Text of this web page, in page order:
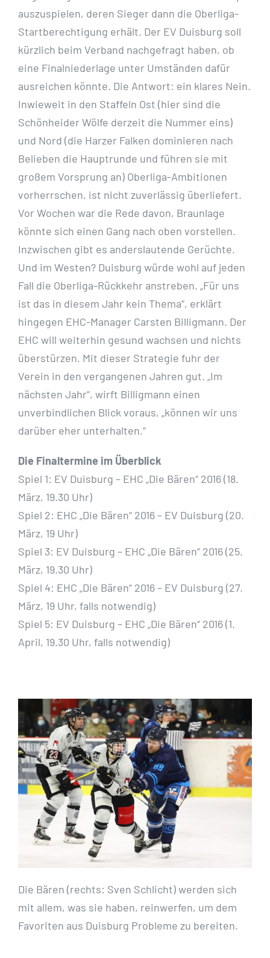
auszuspielen, deren Sieger dann die Oberliga-
Startberechtigung erhält. Der EV Duisburg soll
kürzlich beim Verband nachgefragt haben, ob
eine Finalniederlage unter Umständen dafür
ausreichen könnte. Die Antwort: ein klares Nein.
Inwieweit in den Staffeln Ost (hier sind die
Schönheider Wölfe derzeit die Nummer eins)
und Nord (die Harzer Falken dominieren nach
Belieben die Hauptrunde und führen sie mit
großem Vorsprung an) Oberliga-Ambitionen
vorherrschen, ist nicht zuverlässig überliefert.
Vor Wochen war die Rede davon, Braunlage
könnte sich einen Gang nach oben vorstellen.
Inzwischen gibt es anderslautende Gerüchte.
Und im Westen? Duisburg würde wohl auf jeden
Fall die Oberliga-Rückkehr anstreben. „Für uns
ist das in diesem Jahr kein Thema“, erklärt
hingegen EHC-Manager Carsten Billigmann. Der
EHC will weiterhin gesund wachsen und nichts
überstürzen. Mit dieser Strategie fuhr der
Verein in den vergangenen Jahren gut. „Im
nächsten Jahr“, wirft Billigmann einen
unverbindlichen Blick voraus, „können wir uns
darüber eher unterhalten.“
Die Finaltermine im Überblick
Spiel 1: EV Duisburg – EHC „Die Bären“ 2016 (18.
März, 19.30 Uhr)
Spiel 2: EHC „Die Bären“ 2016 – EV Duisburg (20.
März, 19 Uhr)
Spiel 3: EV Duisburg – EHC „Die Bären“ 2016 (25.
März, 19.30 Uhr)
Spiel 4: EHC „Die Bären“ 2016 – EV Duisburg (27.
März, 19 Uhr, falls notwendig)
Spiel 5: EV Duisburg – EHC „Die Bären“ 2016 (1.
April, 19.30 Uhr, falls notwendig)
Die Bären (rechts: Sven Schlicht) werden sich
mit allem, was sie haben, reinwerfen, um dem
Favoriten aus Duisburg Probleme zu bereiten.